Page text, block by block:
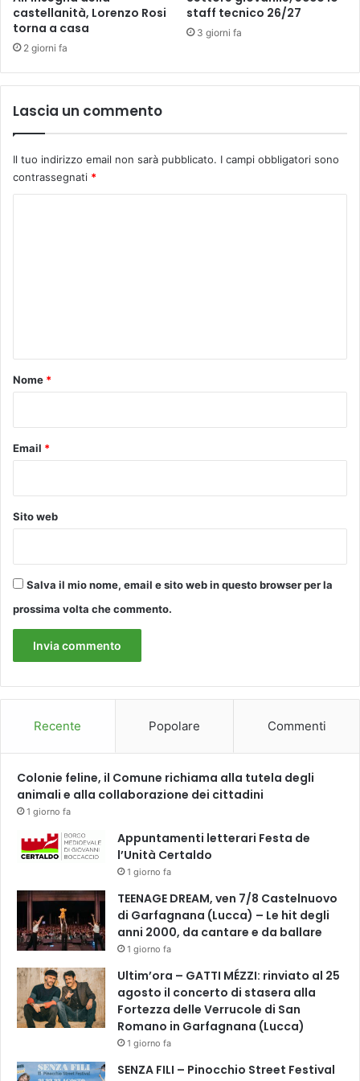
p
o
.
e
n
e
e
q
s
t
a
t
a
"
i
m
a
i
e
r
a
o
n
a
o
o
castellanità, Lorenzo Rosi
torna a casa
2 giorni fa
staff tecnico 26/27
3 giorni fa
Lascia un commento
Il tuo indirizzo email non sarà pubblicato. I campi obbligatori sono
contrassegnati *
o
Nome *
Email *
Sito web
Salva il mio nome, email e sito web in questo browser per la
prossima volta che commento.
Recente Popolare Commenti
Colonie feline, il Comune richiama alla tutela degli
animali e alla collaborazione dei cittadini
1 giorno fa
Appuntamenti letterari Festa de
l’Unità Certaldo
1 giorno fa
TEENAGE DREAM, ven 7/8 Castelnuovo
di Garfagnana (Lucca) – Le hit degli
anni 2000, da cantare e da ballare
1 giorno fa
Ultim’ora – GATTI MÉZZI: rinviato al 25
agosto il concerto di stasera alla
Fortezza delle Verrucole di San
Romano in Garfagnana (Lucca)
1 giorno fa
SENZA FILI – Pinocchio Street Festival